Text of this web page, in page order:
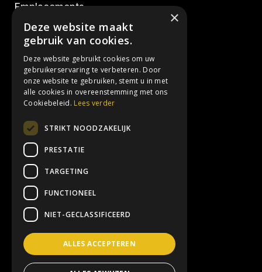
Emplacements
Réalisations
Réseaux sociaux
Instagram
LinkedIn
Contact
info@3hoog.be
Interleuvenlaan 74, 3001 Louvain
×
Deze website maakt
gebruik van cookies.
Deze website gebruikt cookies om uw
gebruikerservaring te verbeteren. Door
onze website te gebruiken, stemt u in met
alle cookies in overeenstemming met ons
Cookiebeleid. Lees verder
STRIKT NOODZAKELIJK
PRESTATIE
TARGETING
FUNCTIONEEL
NIET-GECLASSIFICEERD
ALLES ACCEPTEREN